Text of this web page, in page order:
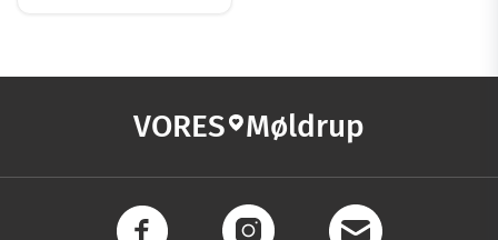
VORES Møldrup